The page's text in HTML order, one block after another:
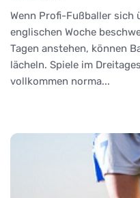
Wenn Profi-Fußballer sich
englischen Woche
Tagen anstehen, können
lächeln. Spiele im
vollkommen norma...